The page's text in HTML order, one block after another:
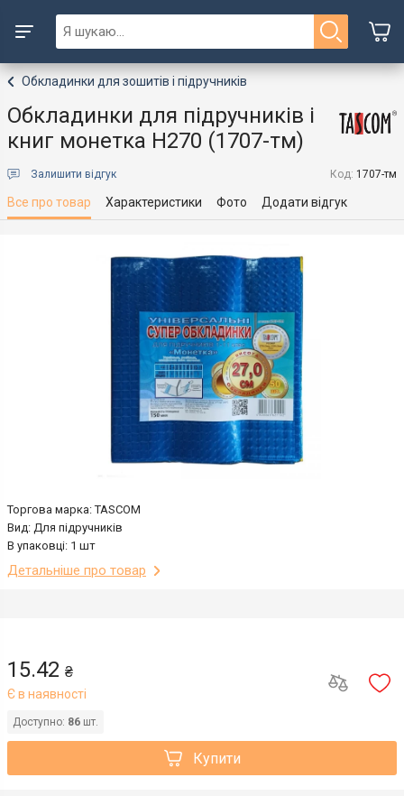
Обкладинки для зошитів і підручників
Обкладинки для підручників і
книг монетка Н270 (1707-тм)
Залишити відгук Код: 1707-тм
Все про товар Характеристики Фото Додати відгук
Торгова марка: TASCOM
Вид: Для підручників
В упаковці: 1 шт
Детальніше про товар
15.42 ₴
Є в наявності
Доступно: 86 шт.
Купити